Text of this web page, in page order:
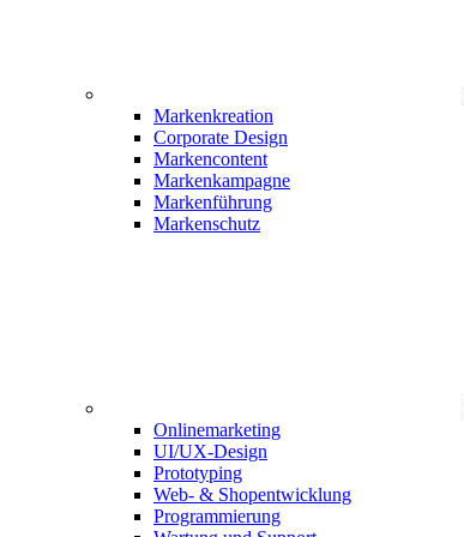
Markenkreation
Corporate Design
Markencontent
Markenkampagne
Markenführung
Markenschutz
Onlinemarketing
UI/UX-Design
Prototyping
Web- & Shopentwicklung
Programmierung